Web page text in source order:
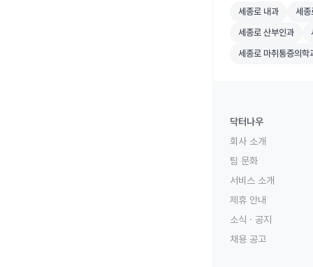
세종로 내과 병원
세종로 내과 세
세종
세종로 산부인과
세종로 산부인과
세종로 마취통증
세종로 마취통증의학
닥터나우
회사 소개
팀 문화
서비스 소개
제휴 안내
소식 · 공지
채용 공고